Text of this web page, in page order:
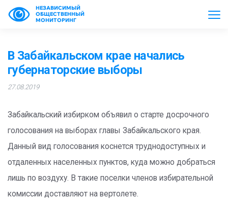
НЕЗАВИСИМЫЙ
ОБЩЕСТВЕННЫЙ
МОНИТОРИНГ
В Забайкальском крае начались
губернаторские выборы
27.08.2019
Забайкальский избирком объявил о старте досрочного
голосования на выборах главы Забайкальского края.
Данный вид голосования коснется труднодоступных и
отдаленных населенных пунктов, куда можно добраться
лишь по воздуху. В такие поселки членов избирательной
комиссии доставляют на вертолете.